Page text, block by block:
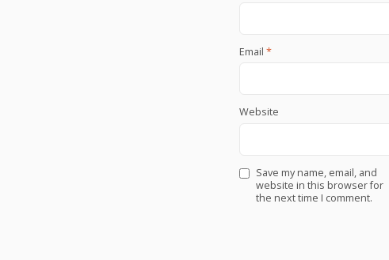
Email *
Website
Save my name, email, and
website in this browser for
the next time I comment.